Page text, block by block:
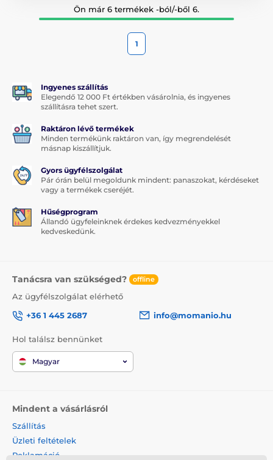
Ön már 6 termékek -ból/-ből 6.
1
Ingyenes szállítás
Elegendő 12 000 Ft értékben vásárolnia, és ingyenes
szállításra tehet szert.
Raktáron lévő termékek
Minden termékünk raktáron van, így megrendelését
másnap kiszállítjuk.
Gyors ügyfélszolgálat
Pár órán belül megoldunk mindent: panaszokat, kérdéseket
vagy a termékek cseréjét.
Hűségprogram
Állandó ügyfeleinknek érdekes kedvezményekkel
kedveskedünk.
Tanácsra van szükséged? offline
Az ügyfélszolgálat elérhető
+36 1 445 2687
info@momanio.hu
Hol találsz bennünket
Magyar
Mindent a vásárlásról
Szállítás
Üzleti feltételek
Reklamáció